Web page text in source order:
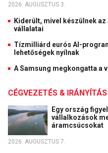
2026. AUGUSZTUS 3.
Kiderült, mivel készülnek
vállalatai
Tízmilliárd eurós AI-
lehetőségek nyílnak
A Samsung megkongatta a
CÉGVEZETÉS & IRÁNYÍTÁS
Egy ország
vállalkozások
áramcsúcsokat
2026. AUGUSZTUS 7.